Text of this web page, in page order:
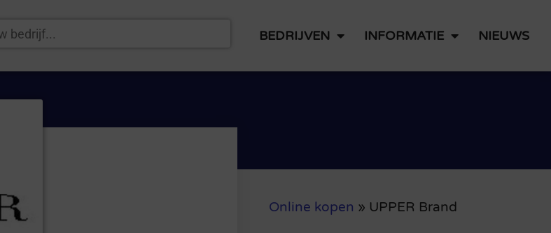
BEDRIJVEN INFORMATIE NIEUWS
Online kopen » UPPER Brand